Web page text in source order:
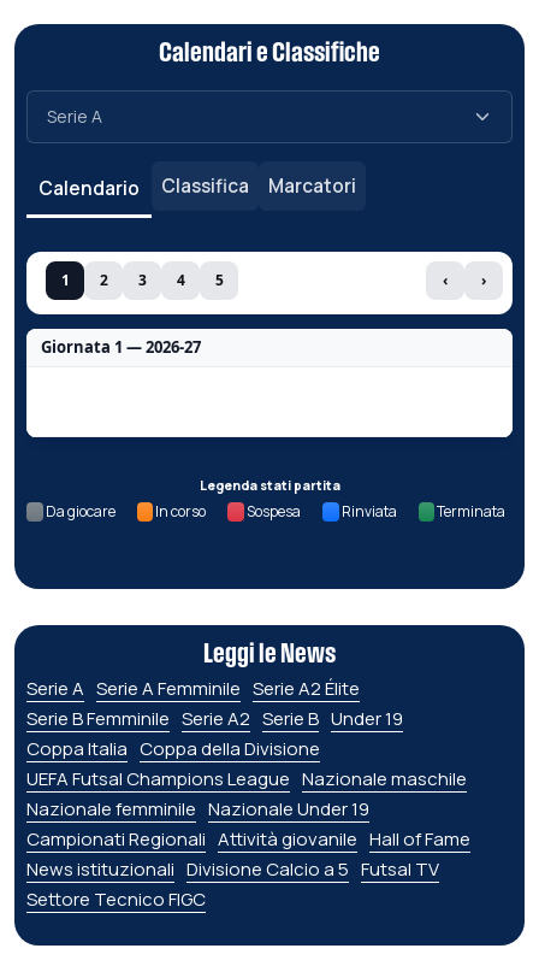
Calendari e Classifiche
Calendario Classifica Marcatori
1 2 3 4 5 ‹ ›
Giornata 1 — 2026-27
Legenda stati partita
Da giocare In corso Sospesa Rinviata Terminata
Leggi le News
Serie A Serie A Femminile Serie A2 Élite
Serie B Femminile Serie A2 Serie B Under 19
Coppa Italia Coppa della Divisione
UEFA Futsal Champions League Nazionale maschile
Nazionale femminile Nazionale Under 19
Campionati Regionali Attività giovanile Hall of Fame
News istituzionali Divisione Calcio a 5 Futsal TV
Settore Tecnico FIGC